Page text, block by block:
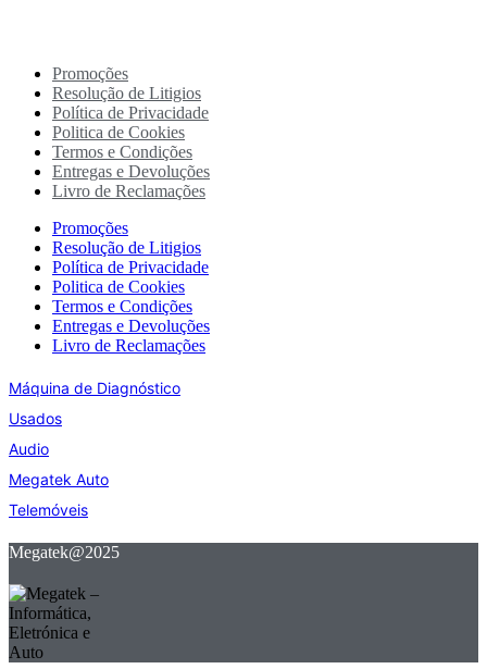
Promoções
Resolução de Litigios
Política de Privacidade
Politica de Cookies
Termos e Condições
Entregas e Devoluções
Livro de Reclamações
Promoções
Resolução de Litigios
Política de Privacidade
Politica de Cookies
Termos e Condições
Entregas e Devoluções
Livro de Reclamações
Máquina de Diagnóstico
Usados
Audio
Megatek Auto
Telemóveis
Megatek@2025